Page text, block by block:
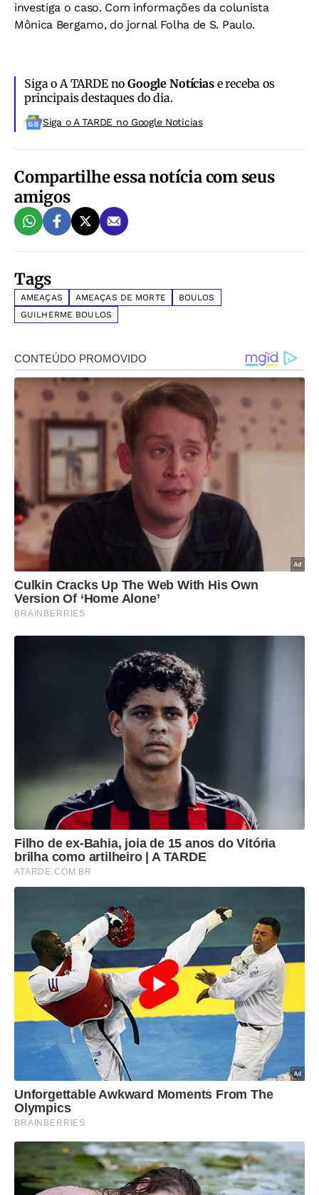
investiga o caso. Com informações da colunista
Mônica Bergamo, do jornal Folha de S. Paulo.
Siga o A TARDE noGoogle Notíciase receba os
principais destaques do dia.
Siga o A TARDE no Google Noticias
Compartilhe essa notícia com seus
amigos
Tags
AMEAÇAS AMEAÇAS DE MORTE
BOULOS
GUILHERME BOULOS